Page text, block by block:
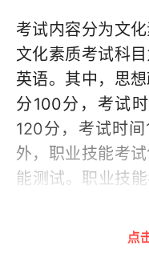
考试内容分为文
文化素质考试科
英语。其中，思
分100分，考试
120分，考试时
外，职业技能考
能测试。职业技
理论测试满分
技能测试满分200
点